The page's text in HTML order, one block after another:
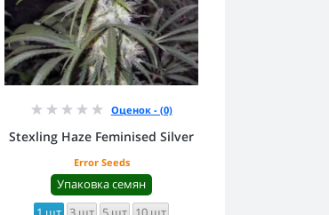
Оценок - (0)
Stexling Haze Feminised Silver
Error Seeds
Упаковка семян